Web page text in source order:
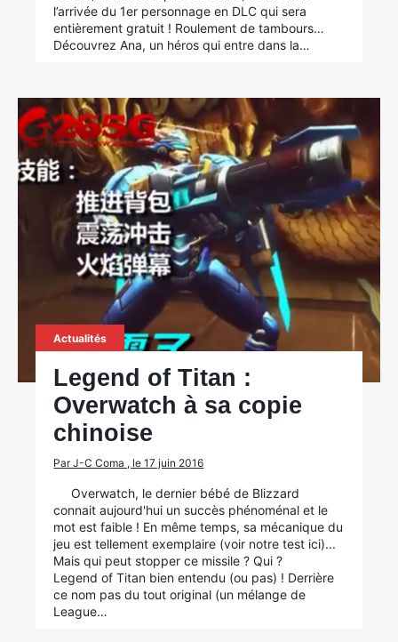
l’arrivée du 1er personnage en DLC qui sera
entièrement gratuit ! Roulement de tambours…
Découvrez Ana, un héros qui entre dans la…
Actualités
Legend of Titan :
Overwatch à sa copie
chinoise
Par J-C Coma , le 17 juin 2016
Overwatch, le dernier bébé de Blizzard
connait aujourd'hui un succès phénoménal et le
mot est faible ! En même temps, sa mécanique du
jeu est tellement exemplaire (voir notre test ici)...
Mais qui peut stopper ce missile ? Qui ?
Legend of Titan bien entendu (ou pas) ! Derrière
ce nom pas du tout original (un mélange de
League…
×
Rechercher
: